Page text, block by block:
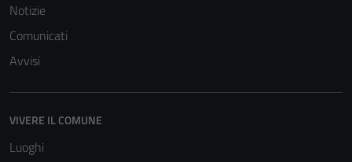
Notizie
Comunicati
Avvisi
VIVERE IL COMUNE
Luoghi